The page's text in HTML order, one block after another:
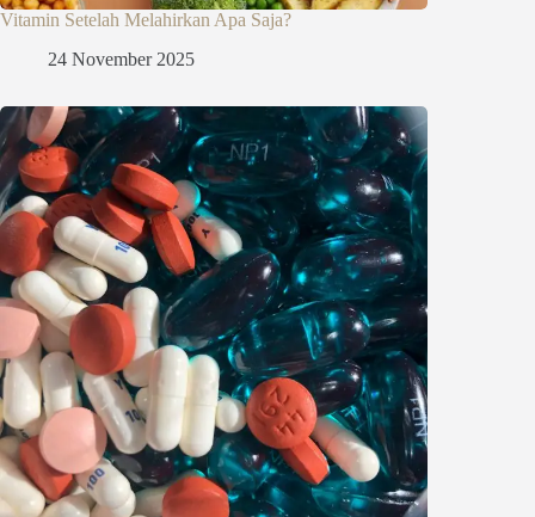
Vitamin Setelah Melahirkan Apa Saja?
24 November 2025